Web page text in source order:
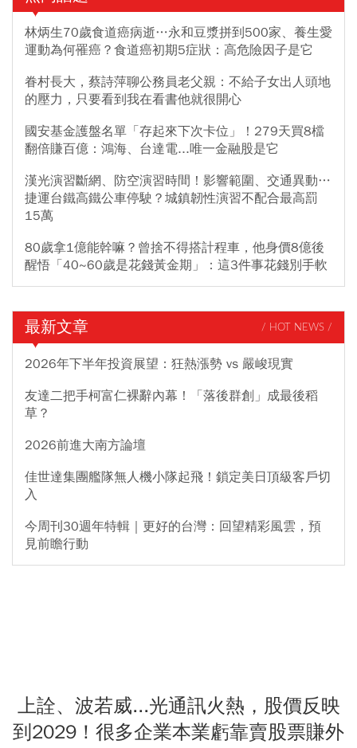
林炳生70歲食道癌病逝…永和豆漿拼到500家、養生愛
運動為何罹癌？食道癌初期5症狀：高危險因子是它
眷村長大，蔡詩萍聊公務員老父親：不給子女出人頭地
的壓力，只要看到我在看書他就很開心
國安基金護盤名單「存起來下次卡位」！279天買8檔
翻倍賺百億：鴻海、台達電...唯一金融股是它
漢光演習斷網、防空演習時間！影響範圍、交通異動…
捷運台鐵高鐵公車停駛？城鎮韌性演習不配合最高罰
15萬
80歲拿1億能幹嘛？曾捨不得搭計程車，他身價8億後
醒悟「40~60歲是花錢黃金期」：這3件事花錢別手軟
最新文章 / HOT NEWS /
2026年下半年投資展望：狂熱漲勢 vs 嚴峻現實
友達二把手柯富仁裸辭內幕！「落後群創」成最後稻
草？
2026前進大南方論壇
佳世達集團艦隊無人機小隊起飛！鎖定美日頂級客戶切
入
今周刊30週年特輯｜更好的台灣：回望精彩風雲，預
見前瞻行動
上詮、波若威...光通訊火熱，股價反映
到2029！很多企業本業虧靠賣股票賺外